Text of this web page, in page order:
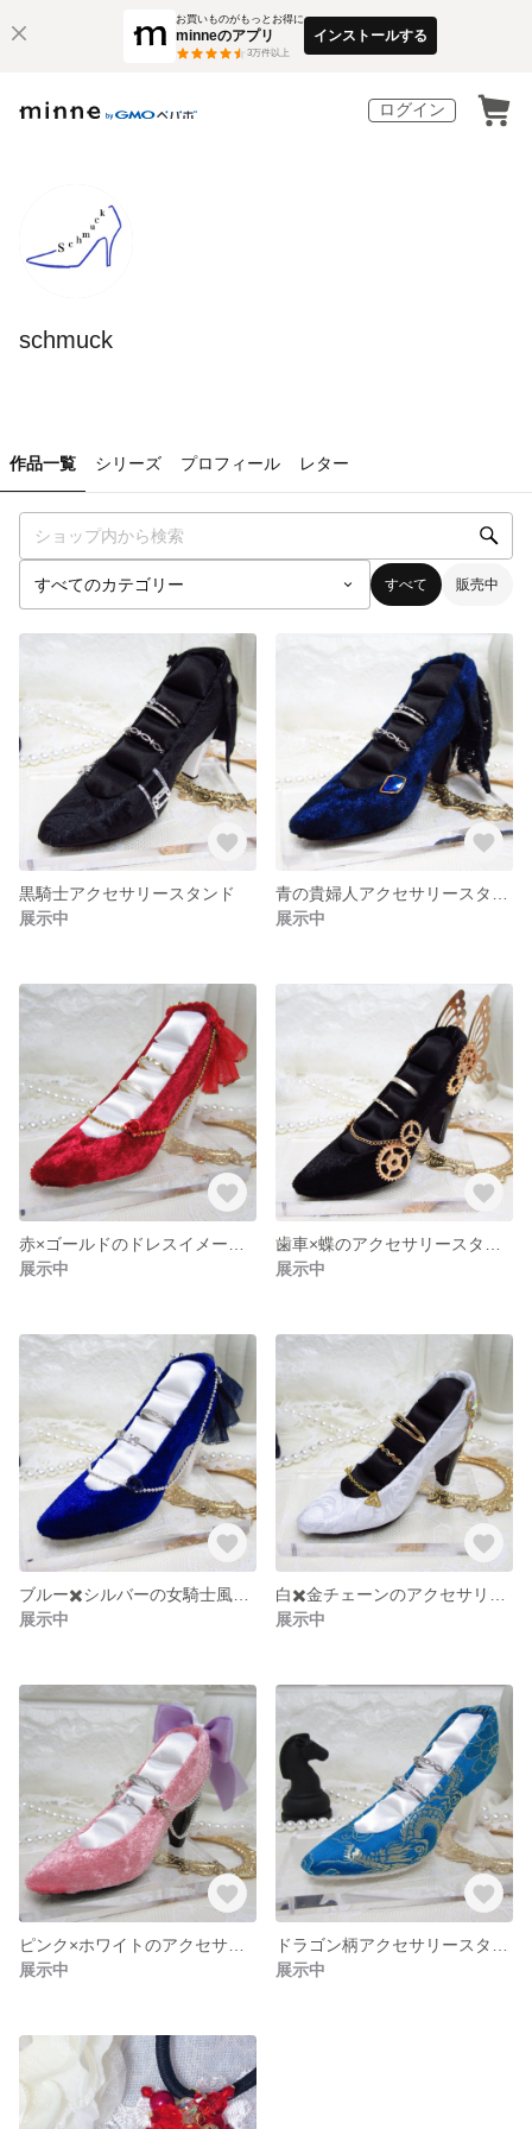
お買いものがもっとお得に
minneのアプリ
3万件以上
インストールする
ログイン
schmuck
作品一覧 シリーズ プロフィール レター
すべて 販売中
黒騎士アクセサリースタンド
展示中
展示中
展示中
展示中
展示中
展示中
展示中
展示中